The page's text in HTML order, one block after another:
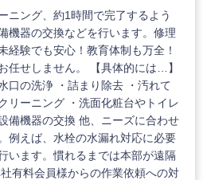
ニング、約1時間で完了するよう
機器の交換などを行います。修理
経験でも安心！教育体制も万全！
任せしません。 【具体的には…】
口の洗浄 ・詰まり除去 ・汚れて
リーニング ・洗面化粧台やトイレ
備機器の交換 他、ニーズに合わせ
例えば、水栓の水漏れ対応に必要
います。慣れるまでは本部が遠隔
有料会員様からの作業依頼への対